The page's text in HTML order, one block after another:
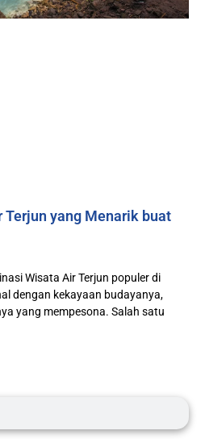
Terjun yang Menarik buat
Wisata Air Terjun populer di
dengan kekayaan budayanya,
yang mempesona. Salah satu